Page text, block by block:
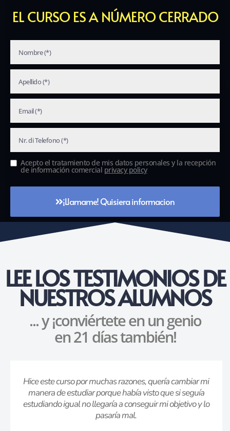
EL CURSO ES A NÚMERO CERRADO
Acepto el tratamiento de mis datos personales y la recepción
de información comercial privacy policy
¡Llamame! Quisiera informacion
LEE LOS TESTIMONIOS DE
NUESTROS ALUMNOS
... y ¡conviértete en un genio
en 21 días también!
Hice este curso por muchas razones, quería cambiar mi
manera de estudiar porque había visto que si seguía
estudiando igual no llegaría a conseguir mi objetivo y lo
pasaría mal.